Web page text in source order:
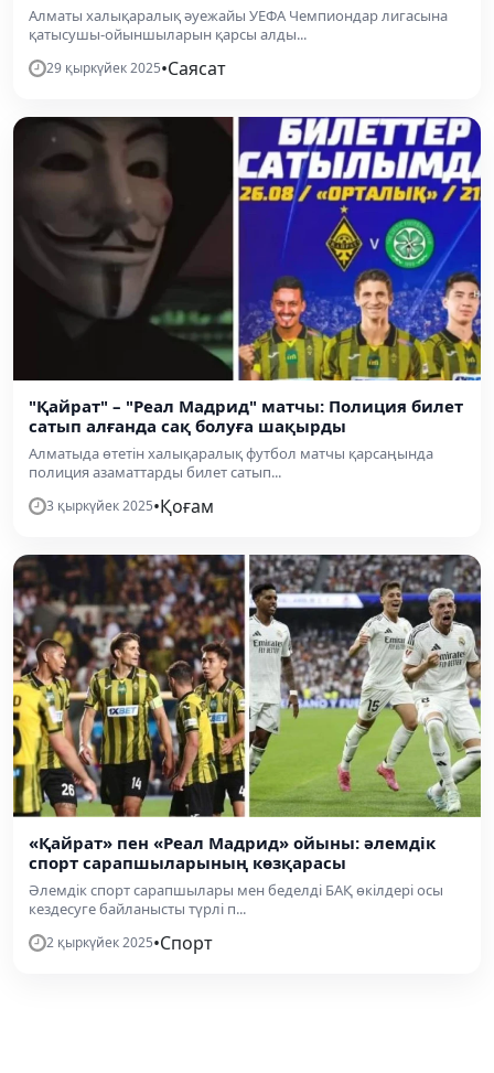
Алматы халықаралық әуежайы УЕФА Чемпиондар лигасына
қатысушы-ойыншыларын қарсы алды...
29 қыркүйек 2025•Саясат
"Қайрат" – "Реал Мадрид" матчы: Полиция билет
сатып алғанда сақ болуға шақырды
Алматыда өтетін халықаралық футбол матчы қарсаңында
полиция азаматтарды билет сатып...
3 қыркүйек 2025•Қоғам
«Қайрат» пен «Реал Мадрид» ойыны: әлемдік
спорт сарапшыларының көзқарасы
Әлемдік спорт сарапшылары мен беделді БАҚ өкілдері осы
кездесуге байланысты түрлі п...
2 қыркүйек 2025•Спорт